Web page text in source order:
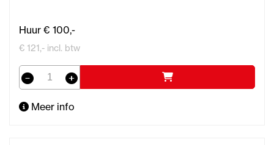
Huur € 100,-
€ 121,- incl. btw
Meer info